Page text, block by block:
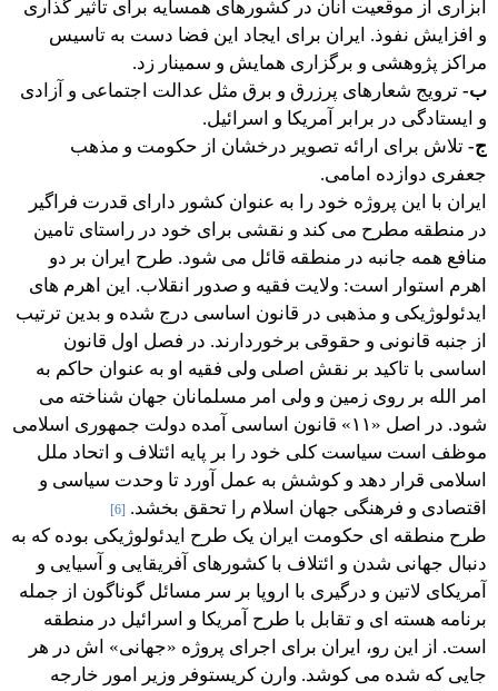
ابزاری از موقعیت آنان در کشورهای همسایه برای تاثیر گذاری
و افزایش نفوذ. ایران برای ایجاد این فضا دست به تاسیس
مراکز پژوهشی و برگزاری همایش و سمینار زد.
ب- ترویج شعارهای پرزرق و برق مثل عدالت اجتماعی و آزادی
و ایستادگی در برابر آمریکا و اسرائیل.
ج- تلاش برای ارائه تصویر درخشان از حکومت و مذهب
جعفری دوازده امامی.
ایران با این پروژه خود را به عنوان کشور دارای قدرت فراگیر
در منطقه مطرح می کند و نقشی برای خود در راستای تامین
منافع همه جانبه در منطقه قائل می شود. طرح ایران بر دو
اهرم استوار است: ولایت فقیه و صدور انقلاب. این اهرم های
ایدئولوژیکی و مذهبی در قانون اساسی درج شده و بدین ترتیب
از جنبه قانونی و حقوقی برخوردارند. در فصل اول قانون
اساسی با تاکید بر نقش اصلی ولی فقیه او به عنوان حاکم به
امر الله بر روی زمین و ولی امر مسلمانان جهان شناخته می
شود. در اصل «۱۱» قانون اساسی آمده دولت جمهوری اسلامی
موظف است سیاست کلی خود را بر پایه ائتلاف و اتحاد ملل
اسلامی قرار دهد و کوشش به عمل آورد تا وحدت سیاسی و
اقتصادی و فرهنگی جهان اسلام را تحقق بخشد. [6]
طرح منطقه ای حکومت ایران یک طرح ایدئولوژیکی بوده که به
دنبال جهانی شدن و ائتلاف با کشورهای آفریقایی و آسیایی و
آمریکای لاتین و درگیری با اروپا بر سر مسائل گوناگون از جمله
برنامه هسته ای و تقابل با طرح آمریکا و اسرائیل در منطقه
است. از این رو، ایران برای اجرای پروژه «جهانی» اش در هر
جایی که شده می کوشد. وارن کریستوفر وزیر امور خارجه